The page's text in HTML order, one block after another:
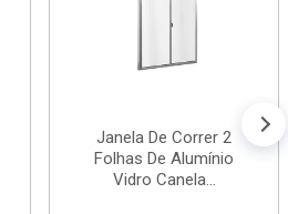
Janela De Correr 2
Folhas De Alumínio
Vidro Canela...